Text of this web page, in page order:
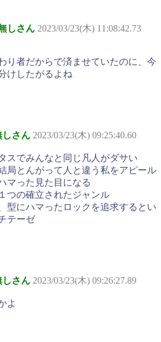
しさん 2023/03/23(木) 11:08:42.73
り者だからで済ませていたのに、今
けしたがるよね
しさん 2023/03/23(木) 09:25:40.60
スでみんなと同じ凡人がダサい
局とんがって人と違う私をアピール
マった見た目になる
つの確立されたジャンル
型にハマったロックを追求するとい
テーゼ
しさん 2023/03/23(木) 09:26:27.89
よ